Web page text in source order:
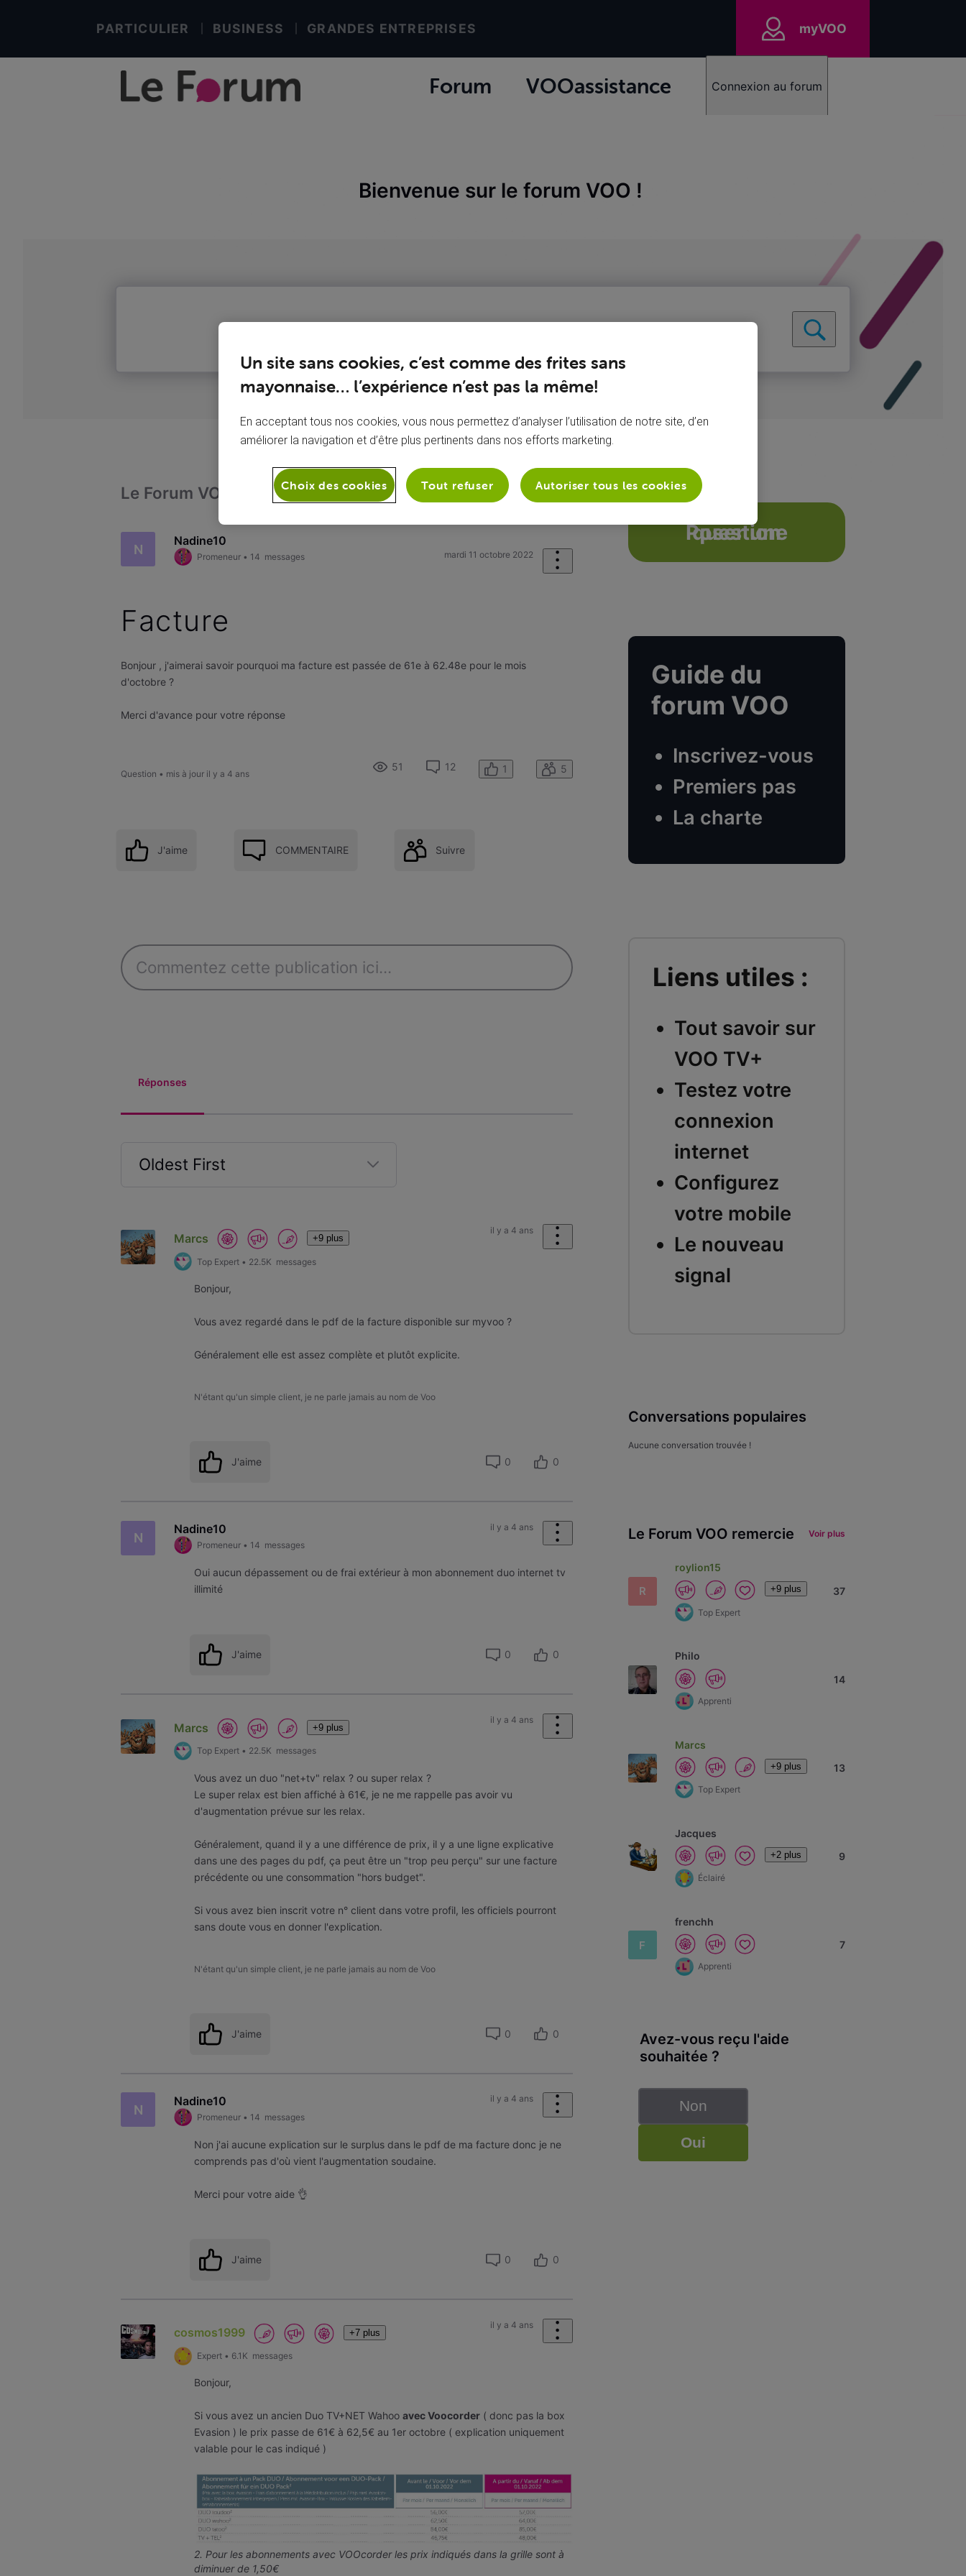
PARTICULIER BUSINESS GRANDES ENTREPRISES myVOO
Forum VOOassistance Connexion au forum
Bienvenue sur le forum VOO !
Le Forum VOO Administratif Ma facture Facture
N
Nadine10
Promeneur• 14 messages mardi 11 octobre 2022
Facture
Bonjour , j'aimerai savoir pourquoi ma facture est passée de 61e à 62.48e pour le mois
d'octobre ?
Merci d'avance pour votre réponse
Question • mis à jour il y a 4 ans
51 12 1 5
J'aime COMMENTAIRE Suivre
Réponses
Oldest First
First
Marcs +9 plus
Top Expert• 22.5K messages
il y a 4 ans
Bonjour,
Vous avez regardé dans le pdf de la facture disponible sur myvoo ?
Généralement elle est assez complète et plutôt explicite.
N'étant qu'un simple client, je ne parle jamais au nom de Voo
J'aime 0 0
N
Nadine10
Promeneur• 14 messages
il y a 4 ans
Oui aucun dépassement ou de frai extérieur à mon abonnement duo internet tv
illimité
J'aime 0 0
Marcs +9 plus
Top Expert• 22.5K messages
il y a 4 ans
Vous avez un duo "net+tv" relax ? ou super relax ?
Le super relax est bien affiché à 61€, je ne me rappelle pas avoir vu
d'augmentation prévue sur les relax.
Généralement, quand il y a une différence de prix, il y a une ligne explicative
dans une des pages du pdf, ça peut être un "trop peu perçu" sur une facture
précédente ou une consommation "hors budget".
Si vous avez bien inscrit votre n° client dans votre profil, les officiels pourront
sans doute vous en donner l'explication.
N'étant qu'un simple client, je ne parle jamais au nom de Voo
J'aime 0 0
N
Nadine10
Promeneur• 14 messages
il y a 4 ans
Non j'ai aucune explication sur le surplus dans le pdf de ma facture donc je ne
comprends pas d'où vient l'augmentation soudaine.
Merci pour votre aide 👌
J'aime 0 0
cosmos1999 +7 plus
Expert• 6.1K messages
il y a 4 ans
Bonjour,
Si vous avez un ancien Duo TV+NET Wahooavec Voocorder ( donc pas la box
Evasion ) le prix passe de 61€ à 62,5€ au 1er octobre ( explication uniquement
valable pour le cas indiqué )
2. Pour les abonnements avec VOOcorder les prix indiqués dans la grille sont à
diminuer de 1,50€
Poser une question
Guide du
forum VOO
Inscrivez-vous
Premiers pas
La charte
Liens utiles :
Tout savoir sur
VOO TV+
Testez votre
connexion
internet
Configurez
votre mobile
Le nouveau
signal
Conversations populaires
Aucune conversation trouvée !
Le Forum VOO remercie Voir plus
R
roylion15
+9 plus
Top Expert
37
Philo
Apprenti
14
Marcs
+9 plus
Top Expert
13
Jacques
+2 plus
Éclairé
9
F
frenchh
Apprenti
7
Avez-vous reçu l'aide
souhaitée ?
Non
Oui
Un site sans cookies, c’est comme des frites sans
mayonnaise… l’expérience n’est pas la même!
En acceptant tous nos cookies, vous nous permettez d’analyser l’utilisation de notre site, d’en
améliorer la navigation et d’être plus pertinents dans nos efforts marketing.
Tout refuser Autoriser tous les cookies
Choix des cookies